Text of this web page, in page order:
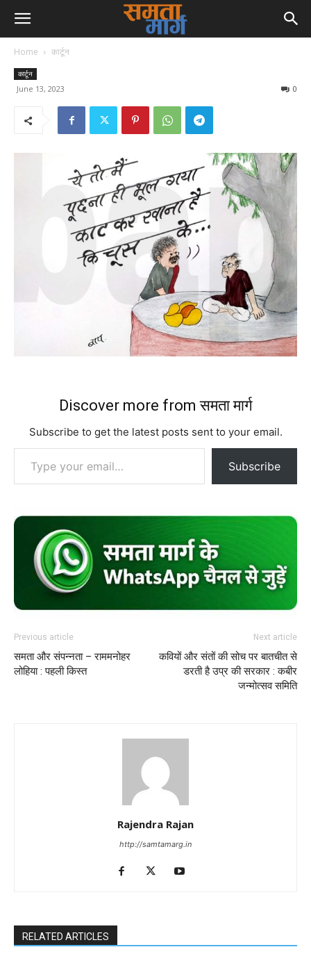
Home कार्टून
कार्टून
June 13, 2023 0
Discover more from समता मार्ग
Subscribe to get the latest posts sent to your email.
Type your email…
Subscribe
Previous article
समता और संपन्नता – राममनोहर
लोहिया : पहली किस्त
Next article
कवियों और संतों की सोच पर बातचीत से
डरती है उप्र की सरकार : कबीर
जन्मोत्सव समिति
Rajendra Rajan
http://samtamarg.in
RELATED ARTICLES